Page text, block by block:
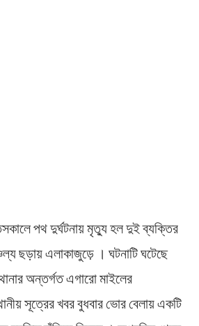
পথ দুর্ঘটনায় মৃত্যু হল দুই ব্যক্তির
ছড়ায় এলাকাজুড়ে । ঘটনাটি ঘটেছে
থানার অন্তর্গত এগারো মাইলের
সূত্রের খবর বুধবার ভোর বেলায় একটি